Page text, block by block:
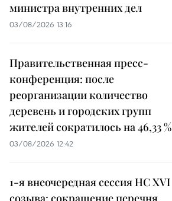
министра внутренних дел
03/08/2026 13:16
Правительственная пресс-
конференция: после
реорганизации количество
деревень и городских групп
жителей сократилось на 46,33 %
03/08/2026 12:42
1-я внеочередная сессия НС XVI